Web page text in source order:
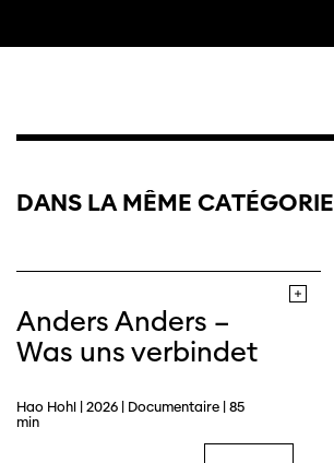
Site web
DANS LA MÊME CATÉGORIE
Anders Anders –
Was uns verbindet
Hao Hohl | 2026 | Documentaire | 85
min